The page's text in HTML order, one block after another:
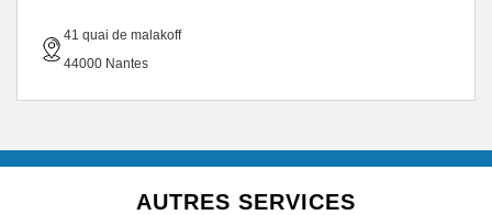
41 quai de malakoff
44000 Nantes
AUTRES SERVICES